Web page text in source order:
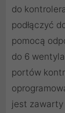
do
podłączyć
pomocą
do 6
portów
jest